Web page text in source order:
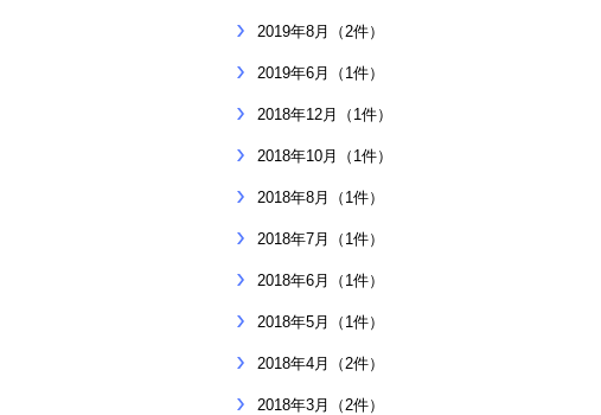
2019年8月（2件）
2019年6月（1件）
2018年12月（1件）
2018年10月（1件）
2018年8月（1件）
2018年7月（1件）
2018年6月（1件）
2018年5月（1件）
2018年4月（2件）
2018年3月（2件）